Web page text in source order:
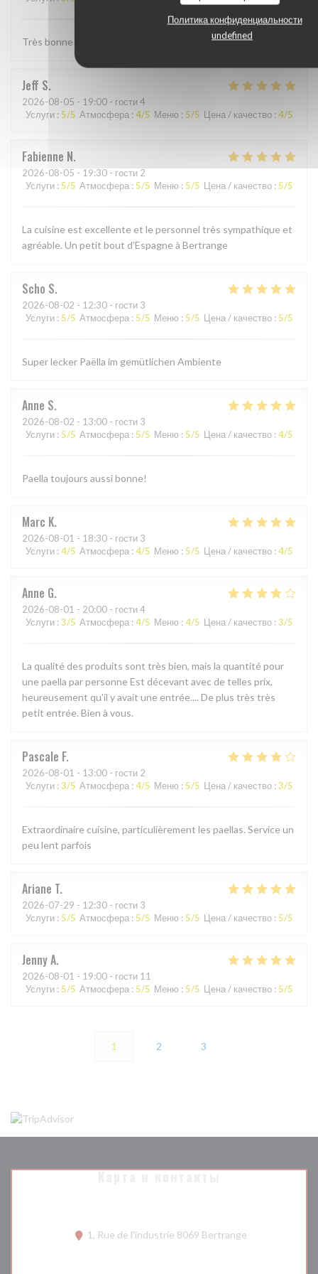
Политика конфиденциальности
undefined
Très bonne Paella, quantité un peu petite . . .
Jeff S
2026-08-05 - 19:00 - гости 4
Услуги : 5/5 Атмосфера : 4/5 Меню : 5/5 Цена / качество : 4/5
Fabienne N
2026-08-05 - 19:30 - гости 2
Услуги : 5/5 Атмосфера : 5/5 Меню : 5/5 Цена / качество : 5/5
La cuisine est excellente et le personnel très sympathique et
agréable. Un petit bout d’Espagne à Bertrange
Scho S
2026-08-02 - 12:30 - гости 3
Услуги : 5/5 Атмосфера : 5/5 Меню : 5/5 Цена / качество : 5/5
Super lecker Paëlla im gemütlichen Ambiente
Anne S
2026-08-02 - 13:00 - гости 3
Услуги : 5/5 Атмосфера : 5/5 Меню : 5/5 Цена / качество : 4/5
Paella toujours aussi bonne!
Marc K
2026-08-01 - 18:30 - гости 3
Услуги : 4/5 Атмосфера : 4/5 Меню : 5/5 Цена / качество : 4/5
Anne G
2026-08-01 - 20:00 - гости 4
Услуги : 3/5 Атмосфера : 4/5 Меню : 4/5 Цена / качество : 3/5
La qualité des produits sont très bien, mais la quantité pour
une paella par personne Est décevant avec de telles prix,
heureusement qu'il y avait une entrée.... De plus très très
petit entrée. Bien à vous.
Pascale F
2026-08-01 - 13:00 - гости 2
Услуги : 3/5 Атмосфера : 4/5 Меню : 5/5 Цена / качество : 3/5
Extraordinaire cuisine, particulièrement les paellas. Service un
peu lent parfois
Ariane T
2026-07-29 - 12:30 - гости 3
Услуги : 5/5 Атмосфера : 5/5 Меню : 5/5 Цена / качество : 5/5
JennyA
2026-08-01 - 19:00 - гости 11
Услуги : 5/5 Атмосфера : 5/5 Меню : 5/5 Цена / качество : 5/5
1 2 3
Карта и контакты
1, Rue de l'industrie 8069 Bertrange